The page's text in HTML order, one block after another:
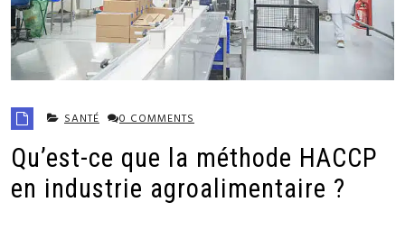
SANTÉ 0 COMMENTS
Qu’est-ce que la méthode HACCP
en industrie agroalimentaire ?